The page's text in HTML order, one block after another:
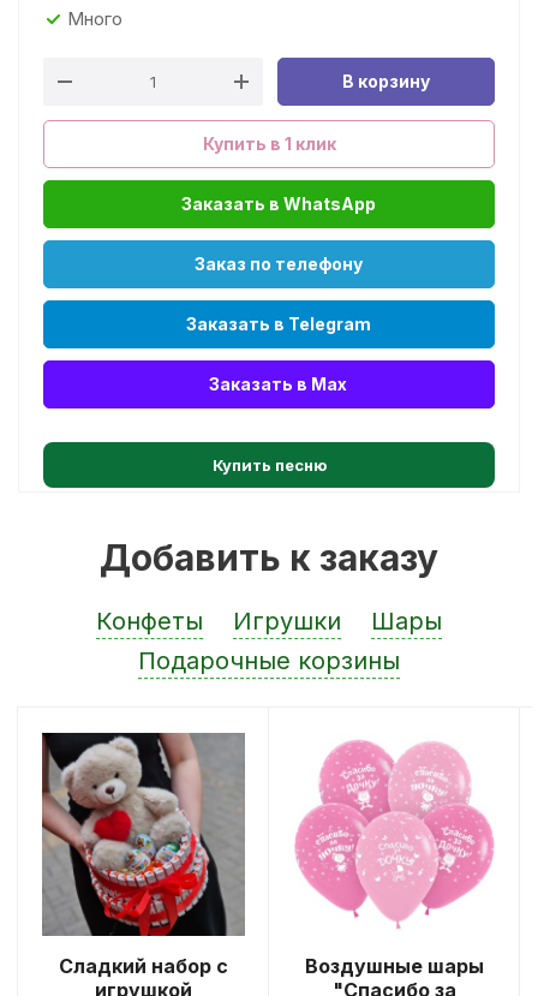
Много
В корзину
Купить в 1 клик
Заказать в WhatsApp
Заказ по телефону
Заказать в Telegram
Заказать в Max
Купить песню
Добавить к заказу
Конфеты Игрушки
Шары
Подарочные корзины
Сладкий набор с
игрушкой
Воздушные шары
"Спасибо за